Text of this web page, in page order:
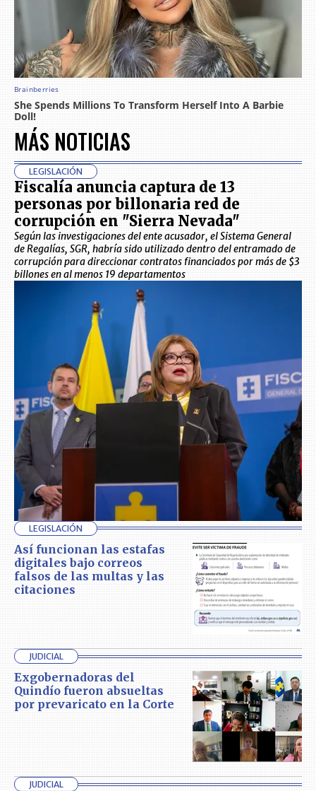
MÁS NOTICIAS
LEGISLACIÓN
Fiscalía anuncia captura de 13
personas por billonaria red de
corrupción en "Sierra Nevada"
Según las investigaciones del ente acusador, el Sistema General
de Regalías, SGR, habría sido utilizado dentro del entramado de
corrupción para direccionar contratos financiados por más de $3
billones en al menos 19 departamentos
LEGISLACIÓN
Así funcionan las estafas
digitales bajo correos
falsos de las multas y las
citaciones
JUDICIAL
Exgobernadoras del
Quindío fueron absueltas
por prevaricato en la Corte
JUDICIAL